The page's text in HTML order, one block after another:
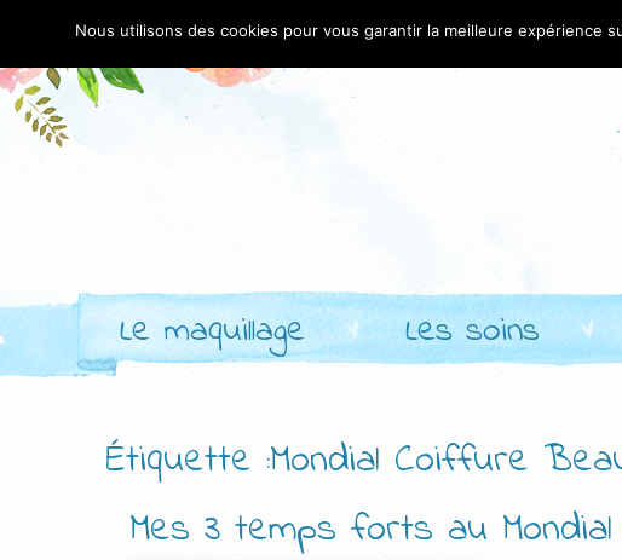
Le maquillage Les soins
Étiquette :Mondial Coiffure
Mes 3 temps forts au
Nous utilisons des cookies pour vous garantir la meilleure expérience